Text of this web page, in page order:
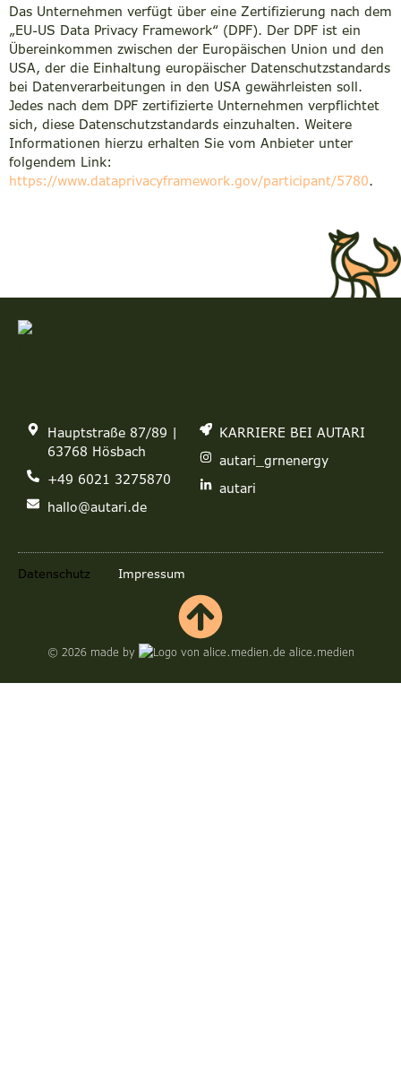
Das Unternehmen verfügt über eine Zertifizierung nach dem
„EU-US Data Privacy Framework“ (DPF). Der DPF ist ein
Übereinkommen zwischen der Europäischen Union und den
USA, der die Einhaltung europäischer Datenschutzstandards
bei Datenverarbeitungen in den USA gewährleisten soll.
Jedes nach dem DPF zertifizierte Unternehmen verpflichtet
sich, diese Datenschutzstandards einzuhalten. Weitere
Informationen hierzu erhalten Sie vom Anbieter unter
folgendem Link:
https://www.dataprivacyframework.gov/participant/5780.
Hauptstraße 87/89 |
63768 Hösbach
+49 6021 3275870
hallo@autari.de
KARRIERE BEI AUTARI
autari_grnenergy
autari
© 2026 made by alice.medien
Datenschutz Impressum